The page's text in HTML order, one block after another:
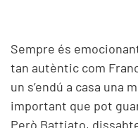
Sempre és
tan autèntic com
un s’endú a casa una
important que pot
Però Battiato,